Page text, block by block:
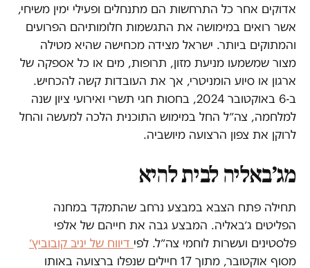
אדוקים אחר כל התרחשות הם מתנחלים ופעילי ימין משיחי,
אשר רואים במימושה את התגשמות חלומותיהם הפרועים
והמתוקים ביותר. ישראל מצידה מכחישה שהיא מטילה
מצור שמשמעו מניעת מזון, תרופות, מים או כל אספקה של
ארגון או סיוע הומניטרי, אך את העובדות קשה להכחיש.
ב-6 באוקטובר 2024, בחסות חגי תשרי ואירועי ציון שנה
למלחמה, צה״ל החל במימוש התוכנית הלכה למעשה והחל
לרוקן את צפון הרצועה מיושביה.
מג׳באליה לבית להיא
תחילה פתח הצבא במבצע נרחב שהתמקד במחנה
הפליטים ג׳באליה. המבצע גבה את חייהם של אלפי
פלסטינים ועשרות לוחמי צה״ל. לפי דיווח של יניב קובוביץ׳
מסוף אוקטובר, מתוך 17 חיילים שנפלו ברצועה באותו